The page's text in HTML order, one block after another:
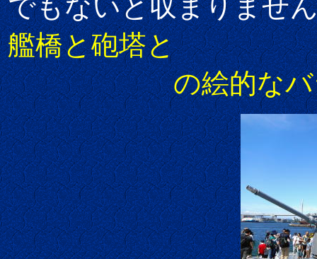
でもないと収まりませ
艦橋と砲塔と
の絵的なバラ